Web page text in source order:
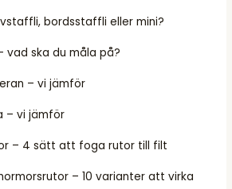
bordsstaffli eller mini?
vad ska du måla på?
– vi jämför
– vi jämför
– 4 sätt att foga rutor till filt
– 10 varianter att virka